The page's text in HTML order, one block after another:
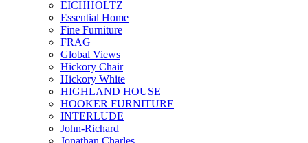
EICHHOLTZ
Essential Home
Fine Furniture
FRAG
Global Views
Hickory Chair
Hickory White
HIGHLAND HOUSE
HOOKER FURNITURE
INTERLUDE
John-Richard
Jonathan Charles